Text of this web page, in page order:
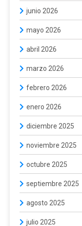
junio 2026
mayo 2026
abril 2026
marzo 2026
febrero 2026
enero 2026
diciembre 2025
noviembre 2025
octubre 2025
septiembre 2025
agosto 2025
julio 2025